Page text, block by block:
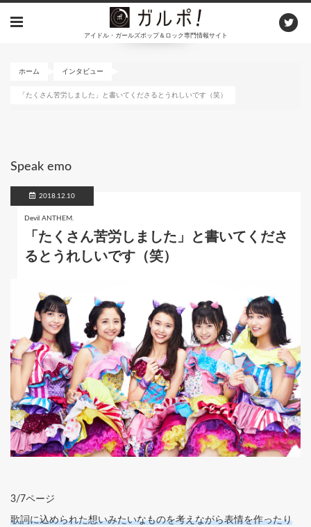
アイドル・ガールズポップ＆ロック専門情報サイト
ホーム インタビュー
「たくさん苦労しました」と書いてくださるとうれしいです（笑）
Speak emo
2018.12.10
Devil ANTHEM.
「たくさん苦労しました」と書いてくださ
るとうれしいです（笑）
3/7ページ
歌詞に込められた想いみたいなものを考えながら表情を作ったり